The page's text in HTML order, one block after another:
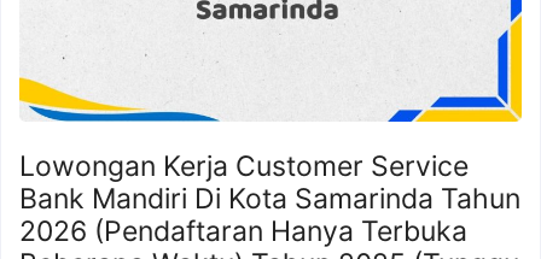
Lowongan Kerja Customer Service
Bank Mandiri Di Kota Samarinda Tahun
2026 (Pendaftaran Hanya Terbuka